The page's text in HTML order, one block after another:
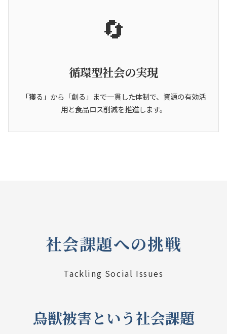
🔄
循環型社会の実現
「獲る」から「創る」まで一貫した体制で、資源の有効活
用と食品ロス削減を推進します。
社会課題への挑戦
Tackling Social Issues
鳥獣被害という社会課題